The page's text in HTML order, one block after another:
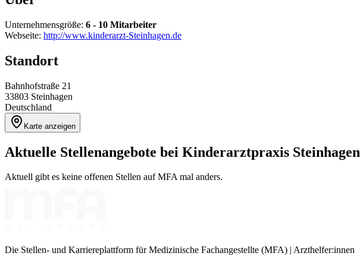
Unternehmensgröße: 6 - 10 Mitarbeiter
Webseite: http://www.kinderarzt-Steinhagen.de
Standort
Bahnhofstraße 21
33803 Steinhagen
Deutschland
Karte anzeigen
Aktuelle Stellenangebote bei Kinderarztpraxis Steinhagen
Aktuell gibt es keine offenen Stellen auf MFA mal anders.
Die Stellen- und Karriereplattform für Medizinische Fachangestellte (MFA) | Arzthelfer:innen